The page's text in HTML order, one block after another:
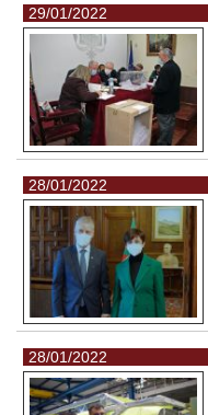
29/01/2022
28/01/2022
28/01/2022